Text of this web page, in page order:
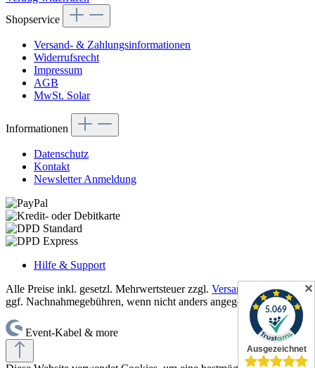
Shopservice
Versand- & Zahlungsinformationen
Widerrufsrecht
Impressum
AGB
MwSt. Solar
Informationen
Datenschutz
Kontakt
Newsletter Anmeldung
Hilfe & Support
Alle Preise inkl. gesetzl. Mehrwertsteuer zzgl. Versandkostenund
ggf. Nachnahmegebühren, wenn nicht anders angegeben.
Event-Kabel & more
✕